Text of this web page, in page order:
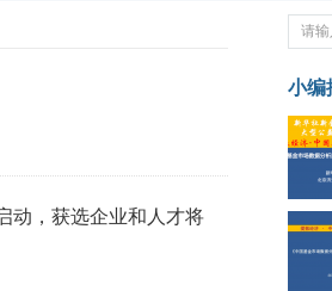
见·闻】疫情下一家香港传统零售商的转型突围之旅
安金信：中国基金市场数据分析周报（2020.
新华财经调查】同业存单、结构性存款玩起“跷跷板”
行公开市场净投放300亿元 短端资金利率明显下行
面及股市双轮冲击 债市回调十年期债表现最弱
期货连续两日涨逾3% 沪银及两粕涨势喜人
动，获选企业和人才将
小编